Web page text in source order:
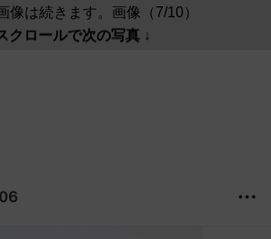
像は続きます。画像（7/10）
クロールで次の写真 ↓